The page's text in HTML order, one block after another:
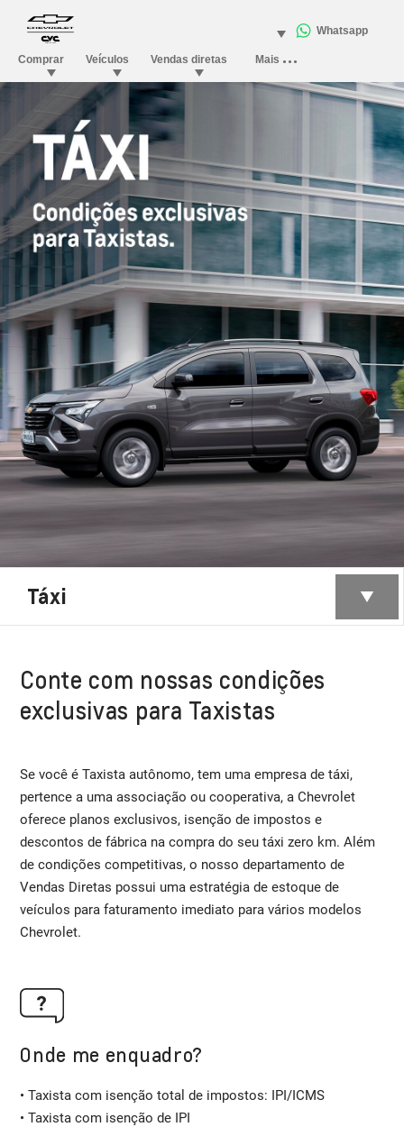
Táxi
Conte com nossas condições
exclusivas para Taxistas
Se você é Taxista autônomo, tem uma empresa de táxi,
pertence a uma associação ou cooperativa, a Chevrolet
oferece planos exclusivos, isenção de impostos e
descontos de fábrica na compra do seu táxi zero km. Além
de condições competitivas, o nosso departamento de
Vendas Diretas possui uma estratégia de estoque de
veículos para faturamento imediato para vários modelos
Chevrolet.
Onde me enquadro?
• Taxista com isenção total de impostos: IPI/ICMS
• Taxista com isenção de IPI